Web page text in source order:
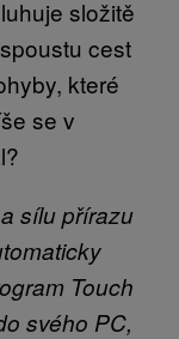
složitě
cest
které
se v
sílu přírazu
Touch
svého PC,